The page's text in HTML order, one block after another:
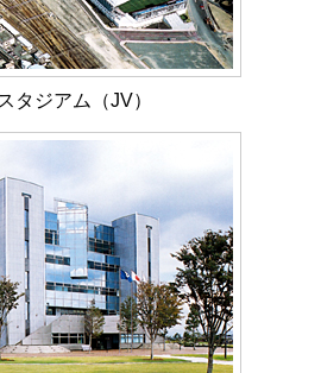
タジアム（JV）